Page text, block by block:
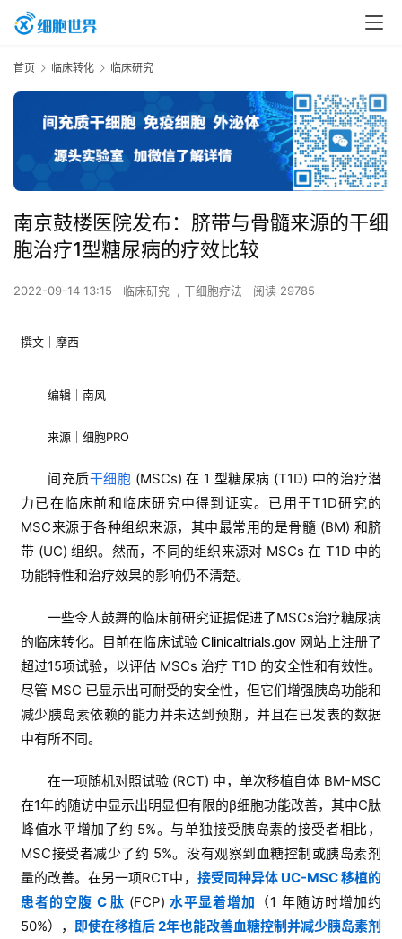
首页 临床转化 临床研究
南京鼓楼医院发布：脐带与骨髓来源的干细
胞治疗1型糖尿病的疗效比较
2022-09-14 13:15 临床研究 , 干细胞疗法 阅读 29785
撰文｜摩西
编辑｜南风
来源｜细胞PRO
间充质干细胞 (MSCs)在 1 型糖尿病 (T1D) 中的治疗潜
力已在临床前和临床研究中得到证实。已用于T1D研究的
MSC来源于各种组织来源，其中最常用的是骨髓 (BM) 和脐
带 (UC) 组织。然而，不同的组织来源对 MSCs在 T1D 中的
功能特性和治疗效果的影响仍不清楚。
一些令人鼓舞的临床前研究证据促进了MSCs治疗糖尿病
的临床转化。目前在临床试验Clinicaltrials.gov 网站上注册了
超过15项试验，以评估 MSCs 治疗 T1D 的安全性和有效性。
尽管 MSC 已显示出可耐受的安全性，但它们增强胰岛功能和
减少胰岛素依赖的能力并未达到预期，并且在已发表的数据
中有所不同。
在一项随机对照试验 (RCT) 中，单次移植自体 BM-MSC
在1年的随访中显示出明显但有限的β细胞功能改善，其中C肽
峰值水平增加了约 5%。与单独接受胰岛素的接受者相比，
MSC接受者减少了约 5%。没有观察到血糖控制或胰岛素剂
量的改善。在另一项RCT中， 接受同种异体 UC-MSC 移植的
患者的空腹 C 肽 (FCP) 水平显着增加
（1 年随访时增加约
50%）， 即使在移植后 2年也能改善血糖控制并减少胰岛素剂